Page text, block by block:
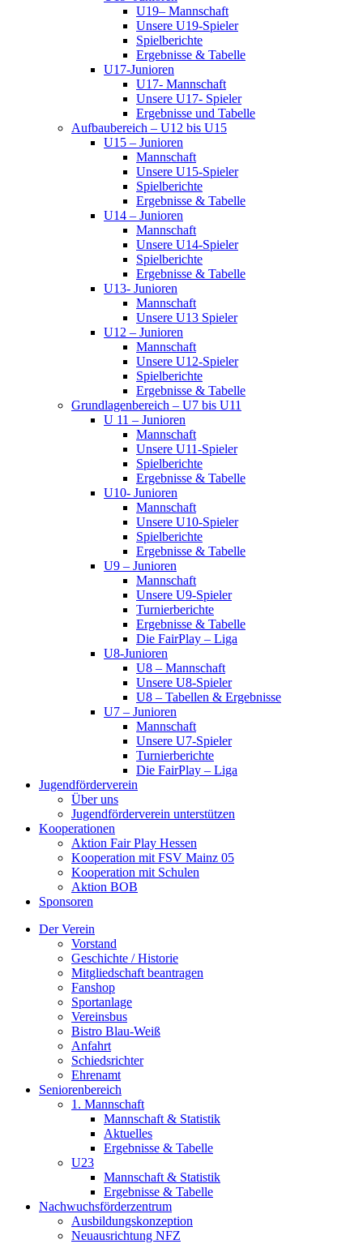
U19– Mannschaft
Unsere U19-Spieler
Spielberichte
Ergebnisse & Tabelle
U17-Junioren
U17- Mannschaft
Unsere U17- Spieler
Ergebnisse und Tabelle
Aufbaubereich – U12 bis U15
U15 – Junioren
Mannschaft
Unsere U15-Spieler
Spielberichte
Ergebnisse & Tabelle
U14 – Junioren
Mannschaft
Unsere U14-Spieler
Spielberichte
Ergebnisse & Tabelle
U13- Junioren
Mannschaft
Unsere U13 Spieler
U12 – Junioren
Mannschaft
Unsere U12-Spieler
Spielberichte
Ergebnisse & Tabelle
Grundlagenbereich – U7 bis U11
U 11 – Junioren
Mannschaft
Unsere U11-Spieler
Spielberichte
Ergebnisse & Tabelle
U10- Junioren
Mannschaft
Unsere U10-Spieler
Spielberichte
Ergebnisse & Tabelle
U9 – Junioren
Mannschaft
Unsere U9-Spieler
Turnierberichte
Ergebnisse & Tabelle
Die FairPlay – Liga
U8-Junioren
U8 – Mannschaft
Unsere U8-Spieler
U8 – Tabellen & Ergebnisse
U7 – Junioren
Mannschaft
Unsere U7-Spieler
Turnierberichte
Die FairPlay – Liga
Jugendförderverein
Über uns
Jugendförderverein unterstützen
Kooperationen
Aktion Fair Play Hessen
Kooperation mit FSV Mainz 05
Kooperation mit Schulen
Aktion BOB
Sponsoren
Der Verein
Vorstand
Geschichte / Historie
Mitgliedschaft beantragen
Fanshop
Sportanlage
Vereinsbus
Bistro Blau-Weiß
Anfahrt
Schiedsrichter
Ehrenamt
Seniorenbereich
1. Mannschaft
Mannschaft & Statistik
Aktuelles
Ergebnisse & Tabelle
U23
Mannschaft & Statistik
Ergebnisse & Tabelle
Nachwuchsförderzentrum
Ausbildungskonzeption
Neuausrichtung NFZ